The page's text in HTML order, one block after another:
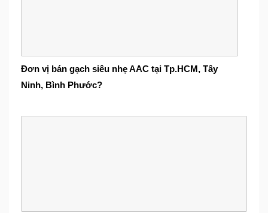
Đơn vị bán gạch siêu nhẹ AAC tại Tp.HCM, Tây
Ninh, Bình Phước?